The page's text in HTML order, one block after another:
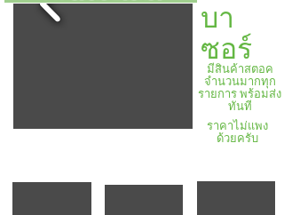
บา
ซอร์
มีสินค้าสตอค
จำนวนมากทุก
รายการ พร้อมส่ง
ทันที
ราคาไม่แพง
ด้วยครับ